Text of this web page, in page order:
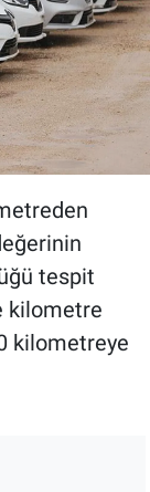
tespit
kilometre
kilometreye